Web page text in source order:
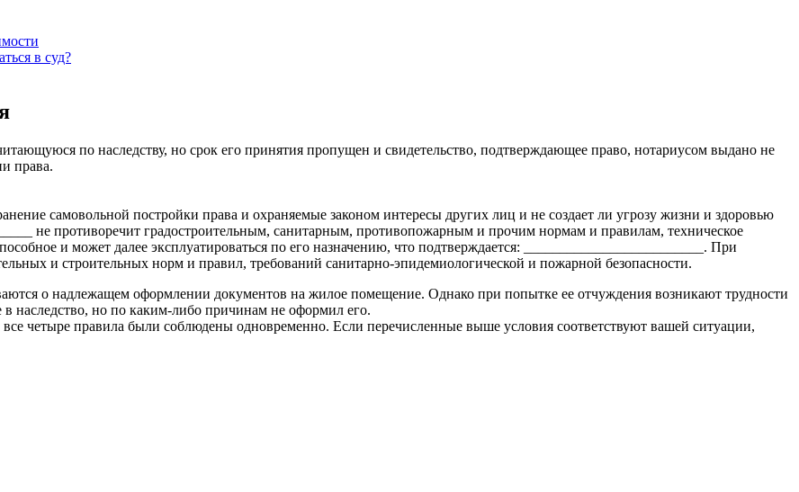
в суд?
по наследству, но срок его принятия пропущен и свидетельство, подтверждающее право, нотариусом выдано не
права.
самовольной постройки права и охраняемые законом интересы других лиц и не создает ли угрозу жизни и здоровью
не противоречит градостроительным, санитарным, противопожарным и прочим нормам и правилам, техническое
и может далее эксплуатироваться по его назначению, что подтверждается: _________________________. При
и строительных норм и правил, требований санитарно-эпидемиологической и пожарной безопасности.
о надлежащем оформлении документов на жилое помещение. Однако при попытке ее отчуждения возникают трудности
наследство, но по каким-либо причинам не оформил его.
четыре правила были соблюдены одновременно. Если перечисленные выше условия соответствуют вашей ситуации,